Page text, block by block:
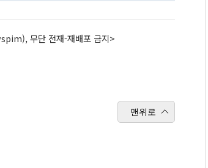
무단 전재-재배포 금지>
맨위로